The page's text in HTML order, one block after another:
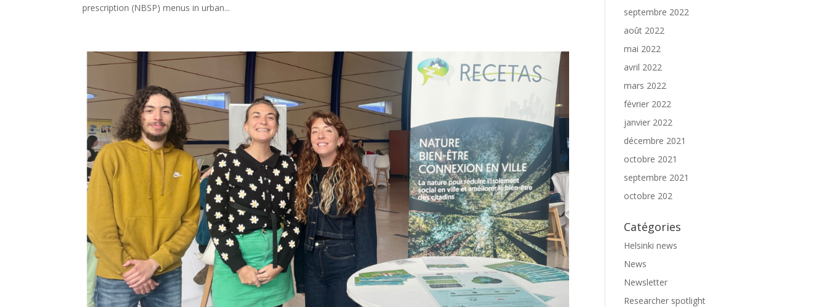
prescription (NBSP) menus in urban...
septembre 2022
août 2022
mai 2022
avril 2022
mars 2022
février 2022
janvier 2022
décembre 2021
octobre 2021
septembre 2021
octobre 202
Catégories
Helsinki news
News
Newsletter
Researcher spotlight